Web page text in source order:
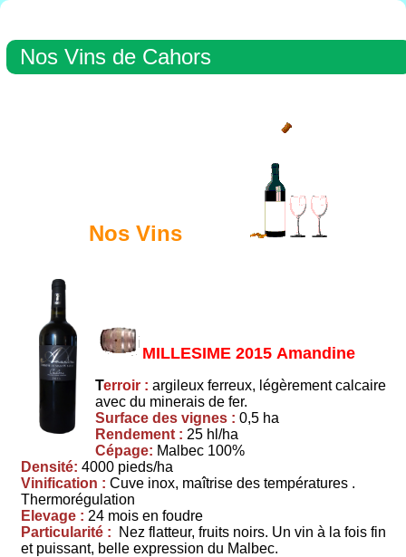
Nos Vins de Cahors
Nos Vins
MILLESIME 2015 Amandine
Terroir : argileux ferreux, légèrement calcaire
avec du minerais de fer.
Surface des vignes : 0,5 ha
Rendement : 25 hl/ha
Cépage: Malbec 100%
Densité: 4000 pieds/ha
Vinification : Cuve inox, maîtrise des températures .
Thermorégulation
Elevage : 24 mois en foudre
Particularité :
Nez flatteur, fruits noirs. Un vin à la fois fin
et puissant, belle expression du Malbec.